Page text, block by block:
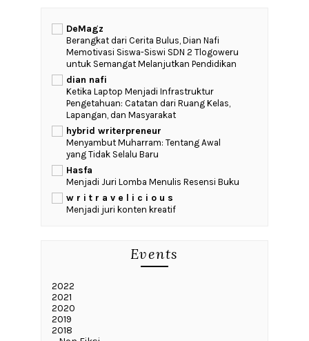
DeMagz
‎Berangkat dari Cerita Bulus, Dian Nafi
Memotivasi Siswa-Siswi SDN 2 Tlogoweru
untuk Semangat Melanjutkan Pendidikan
dian nafi
Ketika Laptop Menjadi Infrastruktur
Pengetahuan: Catatan dari Ruang Kelas,
Lapangan, dan Masyarakat
hybrid writerpreneur
Menyambut Muharram: Tentang Awal
yang Tidak Selalu Baru
Hasfa
Menjadi Juri Lomba Menulis Resensi Buku
w r i t r a v e l i c i o u s
Menjadi juri konten kreatif
Events
2022
2021
2020
2019
2018